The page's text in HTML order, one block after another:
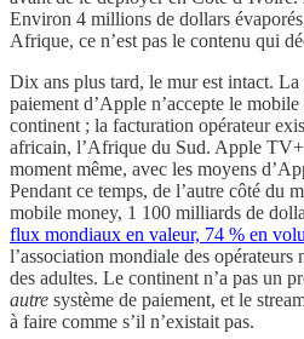
Environ 4 millions de dollars
Afrique, ce n’est pas le contenu qui
Dix ans plus tard, le mur est intact.
paiement d’Apple n’accepte le
continent ; la facturation opérateur
africain, l’Afrique du Sud. Apple
moment même, avec les moyens
Pendant ce temps, de l’autre côté du
mobile money, 1 100 milliards de
flux mondiaux en valeur, 74 % en
l’association mondiale des
des adultes. Le continent n’a pas un
autre système de paiement, et le
à faire comme s’il n’existait pas.